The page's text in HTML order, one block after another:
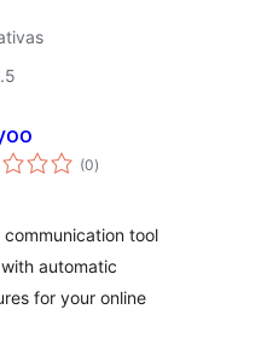
(0avaliações
totais
)
tool
automatic
for your online